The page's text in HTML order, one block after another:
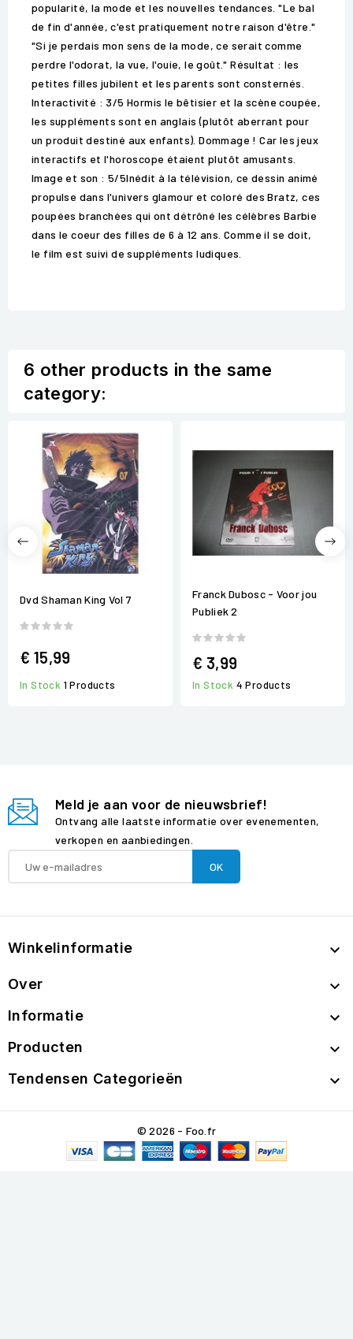
popularité, la mode et les nouvelles tendances. "Le bal
de fin d'année, c'est pratiquement notre raison d'être."
"Si je perdais mon sens de la mode, ce serait comme
perdre l'odorat, la vue, l'ouie, le goût." Résultat : les
petites filles jubilent et les parents sont consternés.
Interactivité : 3/5 Hormis le bêtisier et la scène coupée,
les suppléments sont en anglais (plutôt aberrant pour
un produit destiné aux enfants). Dommage ! Car les jeux
interactifs et l'horoscope étaient plutôt amusants.
Image et son : 5/5Inédit à la télévision, ce dessin animé
propulse dans l'univers glamour et coloré des Bratz, ces
poupées branchées qui ont détrôné les célèbres Barbie
dans le coeur des filles de 6 à 12 ans. Comme il se doit,
le film est suivi de suppléments ludiques.
6 other products in the same
category:
Dvd Shaman King Vol 7
€ 15,99
In Stock 1 Products
Franck Dubosc - Voor jou
Publiek 2
€ 3,99
In Stock 4 Products
Meld je aan voor de nieuwsbrief!
Ontvang alle laatste informatie over evenementen,
verkopen en aanbiedingen.
Winkelinformatie 
Over 
Informatie 
Producten 
Tendensen Categorieën 
© 2026 - Foo.fr